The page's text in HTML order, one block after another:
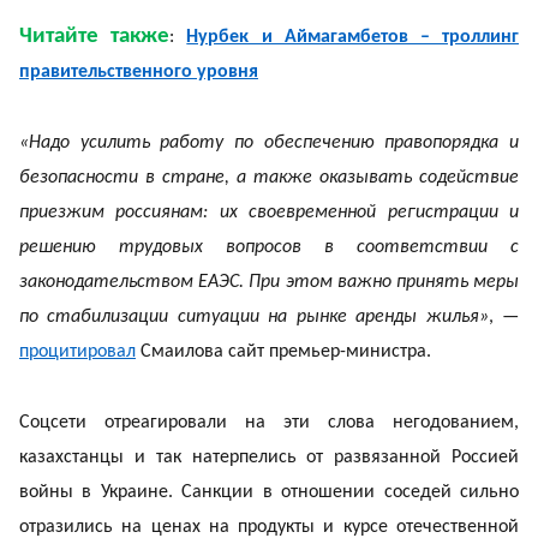
Читайте также:
Нурбек и Аймагамбетов – троллинг
правительственного уровня
«Надо усилить работу по обеспечению правопорядка и
безопасности в стране, а также оказывать содействие
приезжим россиянам: их своевременной регистрации и
решению трудовых вопросов в соответствии с
законодательством ЕАЭС. При этом важно принять меры
по стабилизации ситуации на рынке аренды жилья», —
процитировал Смаилова сайт премьер-министра.
Соцсети отреагировали на эти слова негодованием,
казахстанцы и так натерпелись от развязанной Россией
войны в Украине. Санкции в отношении соседей сильно
отразились на ценах на продукты и курсе отечественной